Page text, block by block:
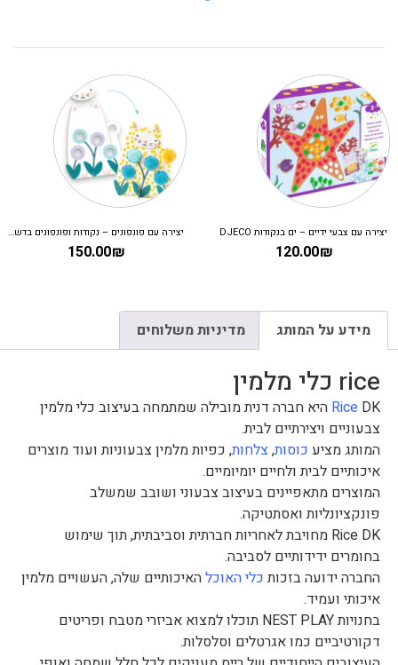
יצירה עם צבעי ידיים – ים בנקודות DJECO
120.00₪
יצירה עם פונפונים – נקודות ופונפונים בדשא DJECO
150.00₪
מידע על המותג מדיניות משלוחים
rice כלי מלמין
Rice DK היא חברה דנית מובילה שמתמחה בעיצוב כלי מלמין
צבעוניים ויצירתיים לבית.
המותג מציע כוסות,צלחות, כפיות מלמין צבעוניות ועוד מוצרים
איכותיים לבית ולחיים יומיומיים.
המוצרים מתאפיינים בעיצוב צבעוני ושובב שמשלב
פונקציונליות ואסתטיקה.
Rice DK מחויבת לאחריות חברתית וסביבתית, תוך שימוש
בחומרים ידידותיים לסביבה.
החברה ידועה בזכותכלי האוכלהאיכותיים שלה, העשויים מלמין
איכותי ועמיד.
בחנויות NEST PLAY תוכלו למצוא אביזרי מטבח ופריטים
דקורטיביים כמו אגרטלים וסלסלות.